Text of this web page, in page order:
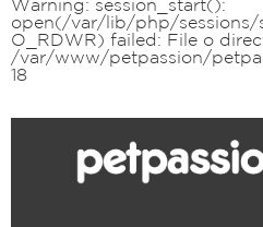
Warning : session_start():
open(/var/lib/php/sessions/
O_RDWR) failed: File o
/var/www/petpassion/
18